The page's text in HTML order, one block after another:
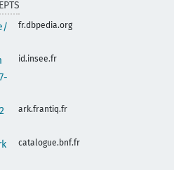
fr.dbpedia.org
id.insee.fr
ark.frantiq.fr
catalogue.bnf.fr